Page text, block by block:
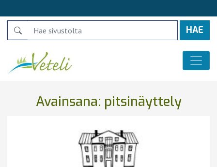
Search
Avainsana: pitsinäyttely